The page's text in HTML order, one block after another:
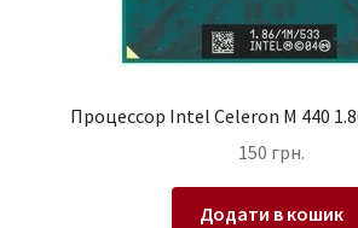
Процессор Intel Celeron M 440
150 грн.
Додати в кошик